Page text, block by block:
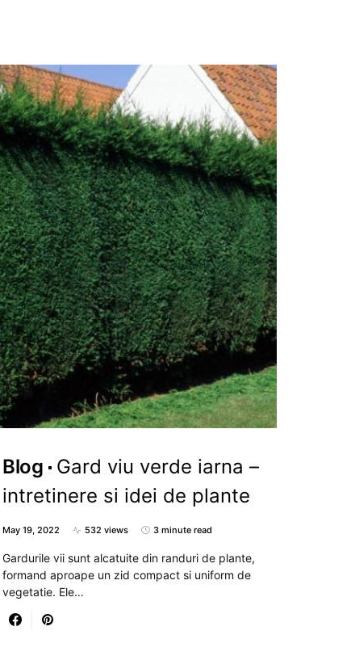
Blog
Gard viu verde iarna –
intretinere si idei de plante
May 19, 2022 532 views 3 minute read
Gardurile vii sunt alcatuite din randuri de plante,
formand aproape un zid compact si uniform de
vegetatie. Ele…